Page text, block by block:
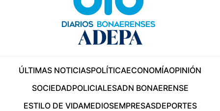
ÚLTIMAS NOTICIASPOLÍTICAECONOMÍAOPINIÓN
SOCIEDADPOLICIALESADN BONAERENSE
ESTILO DE VIDAMEDIOSEMPRESASDEPORTES